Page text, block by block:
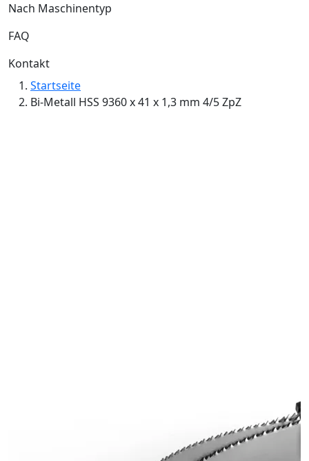
Nach Maschinentyp
FAQ
Kontakt
Startseite
Bi-Metall HSS 9360 x 41 x 1,3 mm 4/5 ZpZ